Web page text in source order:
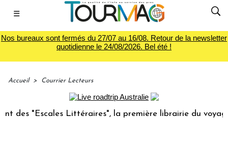
☰
Nos bureaux sont fermés du 27/07 au 16/08. Retour de la newsletter
quotidienne le 24/08/2026. Bel été !
Accueil > Courrier Lecteurs
Littéraires", la première librairie du voyage Le